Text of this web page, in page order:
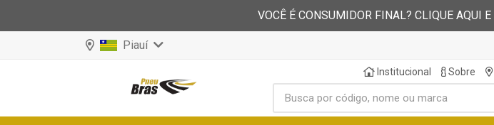
VOCÊ É CONSUMIDOR FINAL? CLIQUE AQUI
Piauí
Institucional Sobre